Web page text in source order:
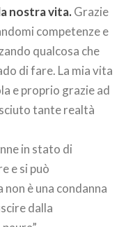
nostra vita.Grazie
competenze e
qualcosa che
di fare. La mia vita
e proprio grazie ad
tante realtà
in stato di
e si può
è una condanna
dalla